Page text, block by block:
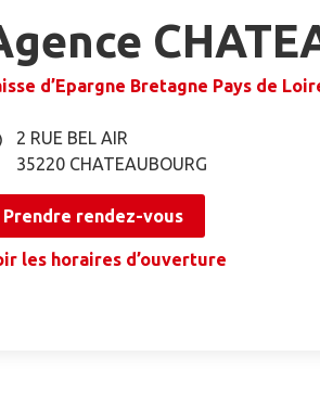
d’Epargne Bretagne Pays de
2 RUE BEL AIR
35220 CHATEAUBOURG
Prendre rendez-vous
les horaires d’ouverture